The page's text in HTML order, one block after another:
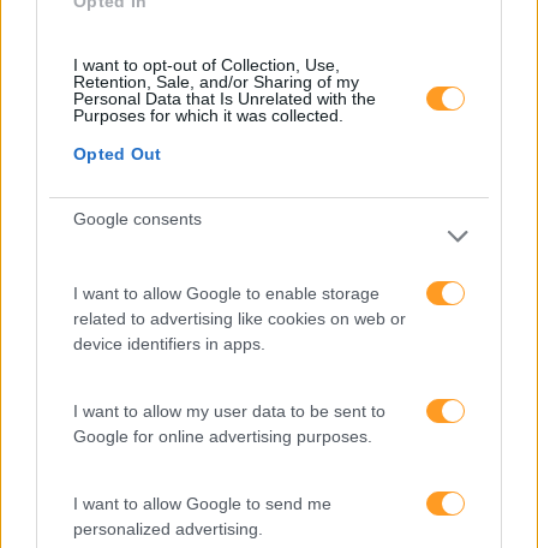
I want to opt-out of Collection, Use,
Retention, Sale, and/or Sharing of my
Personal Data that Is Unrelated with the
Purposes for which it was collected.
Opted Out
Google consents
I want to allow Google to enable storage
related to advertising like cookies on web or
device identifiers in apps.
I want to allow my user data to be sent to
Google for online advertising purposes.
I want to allow Google to send me
personalized advertising.
Expo RH
Interculturalidade
Liderança
Mudança
Pessoas
Recursos Humanos